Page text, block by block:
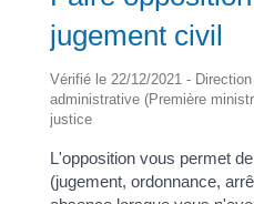
jugement civil
Vérifié le 22/12/2021 -
administrative (Première
justice
L'opposition vous permet
(jugement, ordonnance,